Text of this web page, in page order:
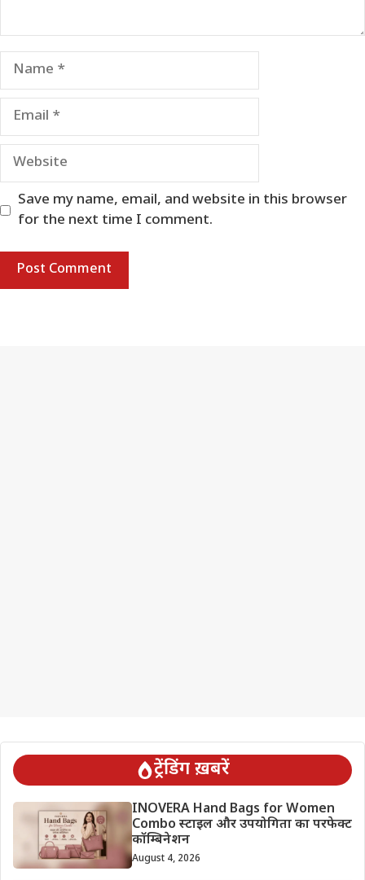
Name
Email
Website
Save my name, email, and website in this browser
for the next time I comment.
ट्रेंडिंग ख़बरें
INOVERA Hand Bags for Women
Combo स्टाइल और उपयोगिता का परफेक्ट
कॉम्बिनेशन
August 4, 2026